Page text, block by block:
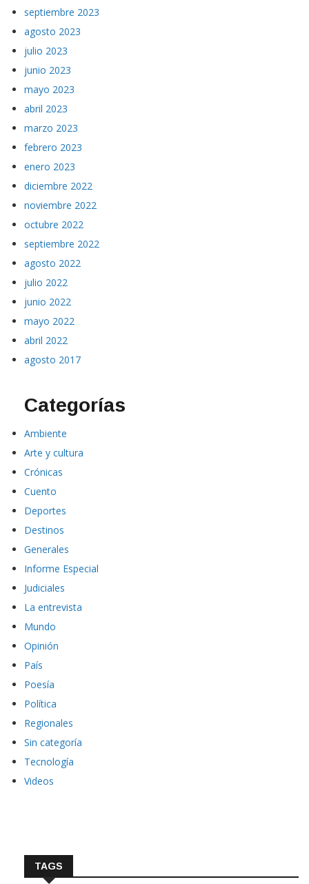
septiembre 2023
agosto 2023
julio 2023
junio 2023
mayo 2023
abril 2023
marzo 2023
febrero 2023
enero 2023
diciembre 2022
noviembre 2022
octubre 2022
septiembre 2022
agosto 2022
julio 2022
junio 2022
mayo 2022
abril 2022
agosto 2017
Categorías
Ambiente
Arte y cultura
Crónicas
Cuento
Deportes
Destinos
Generales
Informe Especial
Judiciales
La entrevista
Mundo
Opinión
País
Poesía
Política
Regionales
Sin categoría
Tecnología
Videos
TAGS